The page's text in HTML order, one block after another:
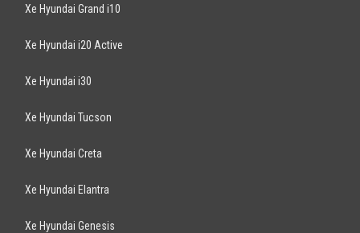
Xe Hyundai Grand i10
Xe Hyundai i20 Active
Xe Hyundai i30
Xe Hyundai Tucson
Xe Hyundai Creta
Xe Hyundai Elantra
Xe Hyundai Genesis